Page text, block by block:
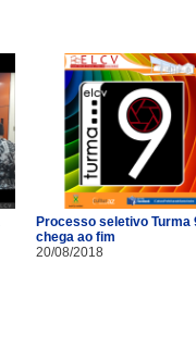
Processo seletivo Turma
chega ao fim
20/08/2018